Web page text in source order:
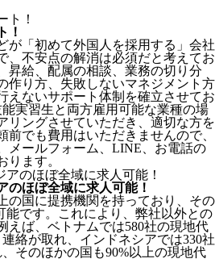
！
が 「初めて外国人を採用する」 会社
、不安点の解消は必須だと考えてお
昇給、配属の相談、業務の切り分
作り方、失敗しないマネジメント方
えないサポート体制 を確立させてお
実習生と両方雇用可能な業種の場
リングさせていただき、適切な方を
前でも費用はいただきませんので、
メールフォーム、LINE、お電話の
ります。
のほぼ全域に求人可能！
の国に提携機関を持っており、その
能です。これにより、弊社以外との
えば、ベトナムでは580社の現地代
絡が取れ、インドネシアでは330社
そのほかの国も90%以上の現地代